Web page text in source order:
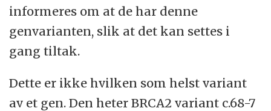
informeres om at de har denne
genvarianten, slik at det kan settes i
gang tiltak.
Dette er ikke hvilken som helst variant
av et gen. Den heter BRCA2 variant c.68-7